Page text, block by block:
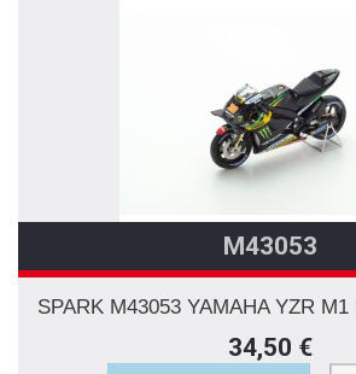
M43053
SPARK M43053 YAMAHA YZR
34,50 €